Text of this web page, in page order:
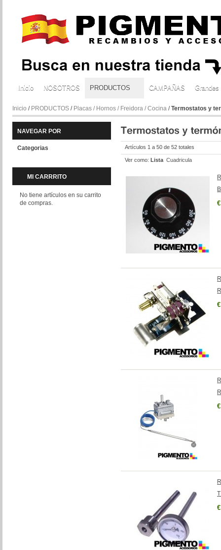
Inicio NOSOTROS PRODUCTOS CAMPAÑAS
Inicio / PRODUCTOS / Placas / Hornos / Freidora / Cocina /Termostatos y
NAVEGAR POR
Categorias
MI CARRRITO
No tiene artículos en su carrito
de compras.
Artículos 1 a 50 de 52 totales
Ver como: Lista Cuadricula